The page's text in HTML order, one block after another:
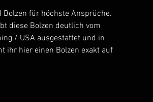
Bolzen für höchste Ansprüche.
diese Bolzen deutlich vom
/ USA ausgestattet und in
ihr hier einen Bolzen exakt auf